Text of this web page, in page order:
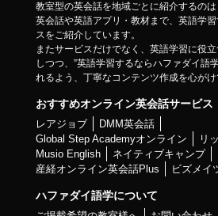
教室型の英会話を地域ごとに紹介するの
英会話や英語アプリ・教材まで、英語学
スをご紹介しています。
またサービスだけでなく、英語学習に役
しつつ、”英語学習するならハファダイ語
れるよう、丁寧なコンテンツ作成を心がけ
おすすめオンライン英会話サービス
レアジョブ
DMM英会話
Global Step Academyオンライン
リ
Musio English
ネイティブキャンプ
産経オンライン英会話Plus
ビズメイ
ハファダイ語学について